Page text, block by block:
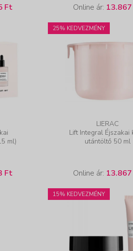
Ft Online ár:
ml)
Ft
25% KEDVEZMÉNY
LIERAC
Lift Integral Éjszakai
utántöltő 50 ml
Online ár:
15% KEDVEZMÉNY